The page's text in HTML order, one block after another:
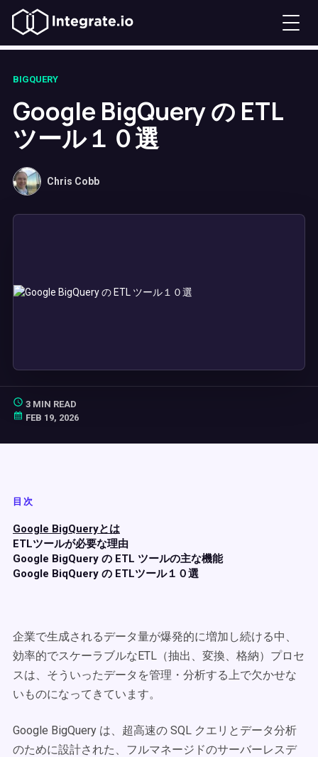
BIGQUERY
Google BigQuery の ETL
ツール１０選
Chris Cobb
3 MIN READ
FEB 19, 2026
目次
Google BigQueryとは
ETLツールが必要な理由
Google BigQuery の ETL ツールの主な機能
Google BiqQuery の ETLツール１０選
企業で生成されるデータ量が爆発的に増加し続ける中、
効率的でスケーラブルなETL（抽出、変換、格納）プロセ
スは、そういったデータを管理・分析する上で欠かせな
いものになってきています。
Google BigQuery は、超高速の SQL クエリとデータ分析
のために設計された、フルマネージドのサーバーレスデ